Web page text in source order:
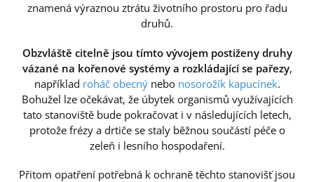
znamená výraznou ztrátu životního prostoru pro řadu
druhů.
Obzvláště citelně jsou tímto vývojem postiženy druhy
vázané na kořenové systémy a rozkládající se pařezy,
například roháč obecnýnebo nosorožík kapucínek.
Bohužel lze očekávat, že úbytek organismů využívajících
tato stanoviště bude pokračovat i v následujících letech,
protože frézy a drtiče se staly běžnou součástí péče o
zeleň i lesního hospodaření.
Přitom opatření potřebná k ochraně těchto stanovišť jsou